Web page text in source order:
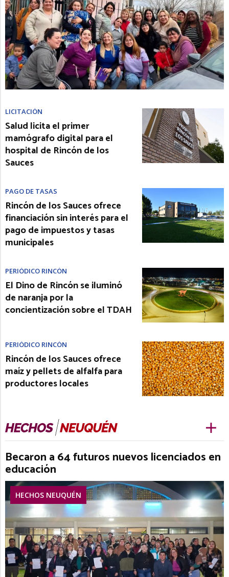
LICITACIÓN
Salud licita el primer
mamógrafo digital para el
hospital de Rincón de los
Sauces
PAGO DE TASAS
Rincón de los Sauces ofrece
financiación sin interés para el
pago de impuestos y tasas
municipales
PERIÓDICO RINCÓN
El Dino de Rincón se iluminó
de naranja por la
concientización sobre el TDAH
PERIÓDICO RINCÓN
Rincón de los Sauces ofrece
maíz y pellets de alfalfa para
productores locales
Becaron a 64 futuros nuevos licenciados en
educación
HECHOS NEUQUÉN